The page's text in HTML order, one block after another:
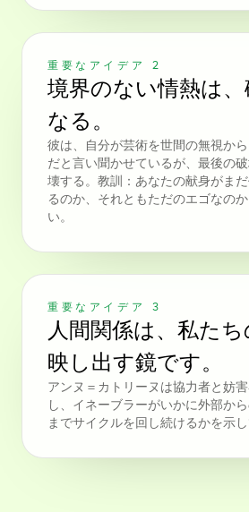
重要なアイデア 2
境界のない情熱は、
なる。
彼は、自分が芸術を世間の無視か
だと言い聞かせているが、最後の
壊する。教訓：あなたの献身がま
るのか、それともただのエゴなの
い。
重要なアイデア 3
人間関係は、私た
映し出す鏡です。
アンヌ＝カトリーヌは協力者と妨
し、イネーブラーがいかに外部か
までサイクルを回し続けるかを示し